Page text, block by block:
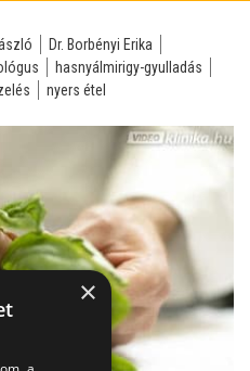
Dr. Borbényi Erika
hasnyálmirigy-gyulladás
nyers étel
×